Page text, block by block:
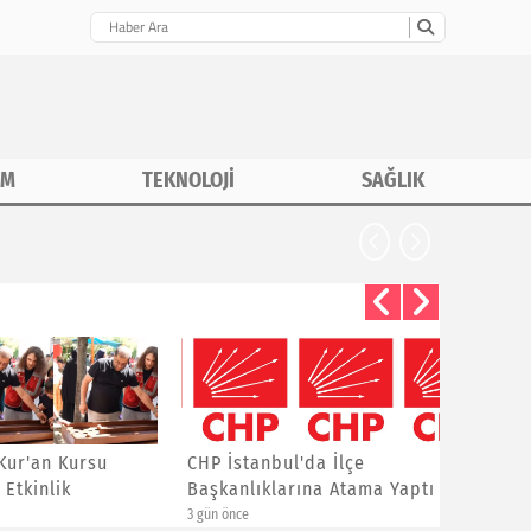
TEKNOLOJİ SAĞLIK
CHP İstanbul'da İlçe
Başkanlıklarına Atama Yaptı